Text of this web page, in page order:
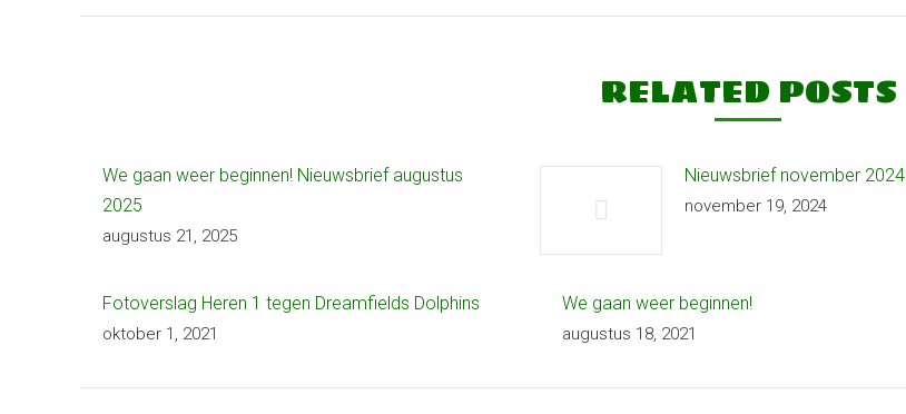
RELATED POSTS
We gaan weer beginnen! Nieuwsbrief augustus
2025
augustus 21, 2025
Nieuwsbrief november 2024
november 19, 2024
Fotoverslag Heren 1 tegen Dreamfields Dolphins
oktober 1, 2021
We gaan weer beginnen!
augustus 18, 2021